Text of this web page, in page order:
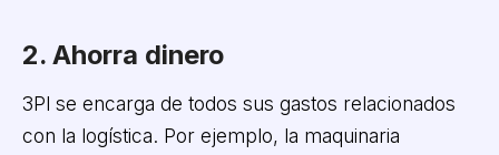
2. Ahorra dinero
3Pl se encarga de todos sus gastos relacionados
con la logística. Por ejemplo, la maquinaria